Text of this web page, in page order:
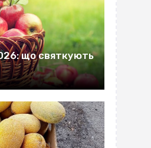
що святкують